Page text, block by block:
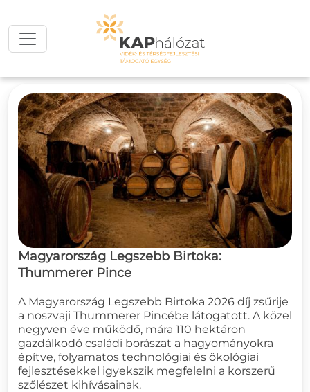
Magyarország Legszebb Birtoka:
Thummerer Pince
A Magyarország Legszebb Birtoka 2026 díj zsűrije
a noszvaji Thummerer Pincébe látogatott. A közel
negyven éve működő, mára 110 hektáron
gazdálkodó családi borászat a hagyományokra
építve, folyamatos technológiai és ökológiai
fejlesztésekkel igyekszik megfelelni a korszerű
szőlészet kihívásainak.